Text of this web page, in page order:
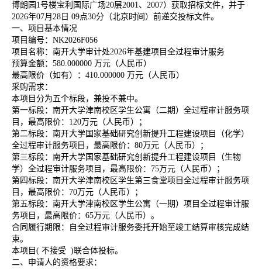
博朗园1号楼宝利国际广场20层2001、2007）获取招标文件，并于
2026年07月28日 09点30分（北京时间）前递交投标文件。
一、项目基本情况
项目编号： NK2026F056
项目名称：南开大学审计处2026年基建项目全过程审计服务
预算金额： 580.000000 万元（人民币）
最高限价（如有）： 410.000000 万元（人民币）
采购需求：
本项目分为五个标段，兼投不兼中。
第一标段：南开大学津南校区学生公寓（二期）全过程审计服务项
目，最高限价： 120万元（人民币）；
第二标段：南开大学国家基础研究创新提升工程建设项目（化学）
全过程审计服务项目，最高限价： 80万元（人民币）；
第三标段：南开大学国家基础研究创新提升工程建设项目（生物
学）全过程审计服务项目，最高限价： 75万元（人民币）；
第四标段：南开大学津南校区学生第三食堂项目全过程审计服务项
目，最高限价： 70万元（人民币）；
第五标段：南开大学津南校区学生公寓（一期）项目全过程审计服
务项目，最高限价： 65万元（人民币）。
合同履行期限：自全过程审计服务委托开始至竣工结算审核完成结
束。
本项目 ( 不接受 )联合体投标。
二、申请人的资格要求：